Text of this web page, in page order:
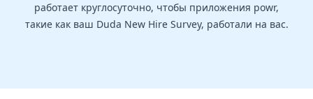
работает круглосуточно, чтобы приложения powr,
такие как ваш Duda New Hire Survey, работали на вас.